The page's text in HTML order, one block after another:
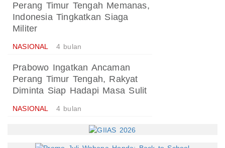
Perang Timur Tengah Memanas,
Indonesia Tingkatkan Siaga
Militer
NASIONAL 4 bulan
Prabowo Ingatkan Ancaman
Perang Timur Tengah, Rakyat
Diminta Siap Hadapi Masa Sulit
NASIONAL 4 bulan